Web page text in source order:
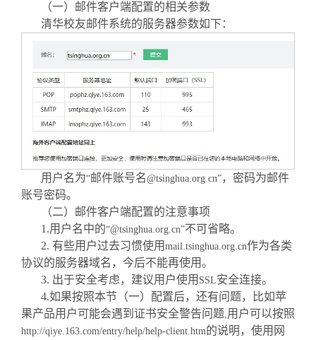
（一）邮件客户端配置的相关参数
清华校友邮件系统的服务器参数如下：
用户名为“邮件账号名@tsinghua.org.cn”，密码为邮件
账号密码。
（二）邮件客户端配置的注意事项
1.用户名中的“@tsinghua.org.cn”不可省略。
2. 有些用户过去习惯使用 mail.tsinghua.org.cn作为各类
协议的服务器域名，今后不能再使用。
3. 出于安全考虑，建议用户使用 SSL安全连接。
4.如果按照本节（一）配置后，还有问题，比如苹
果产品用户可能会遇到证书安全警告问题 用户可以按照
http://qiye.163.com/entry/help/help-client.htm的说明，使用网